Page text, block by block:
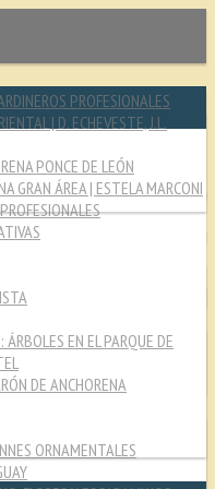
PROFESIONALES
| D. ECHEVESTE, J.L.
PONCE DE LEÓN
GRAN ÁREA | ESTELA MARCONI
ÁRBOLES EN EL PARQUE DE
DE ANCHORENA
ORNAMENTALES